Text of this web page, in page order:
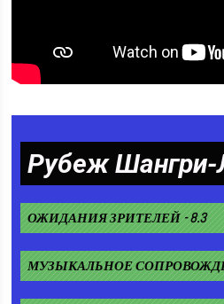
Рубеж Шангри-
ОЖИДАНИЯ ЗРИТЕЛЕЙ - 8.3
МУЗЫКАЛЬНОЕ